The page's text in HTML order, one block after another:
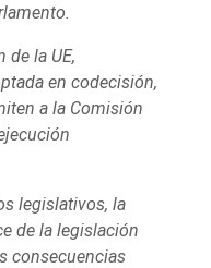
de la UE,
en codecisión,
a la Comisión
legislativos, la
de la legislación
consecuencias